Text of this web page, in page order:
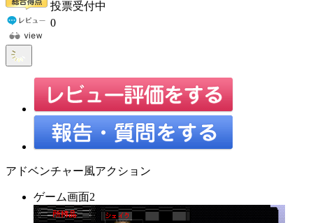
投票受付中
0
アドベンチャー風アクション
ゲーム画面2